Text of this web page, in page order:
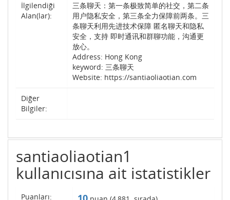
İlgilendiği
Alan(lar):
三条聊天：第一条极致简单的社交，第二条
用户隐私安全，第三条全力保障前两条。三
条聊天利用先进技术保障 匿名聊天和隐私
安全，支持 即时通讯和群聊功能，沟通更
放心。
Address: Hong Kong
keyword: 三条聊天
Website: https://santiaoliaotian.com
Diğer
Bilgiler:
santiaoliaotian1
kullanıcısına ait istatistikler
Puanları: